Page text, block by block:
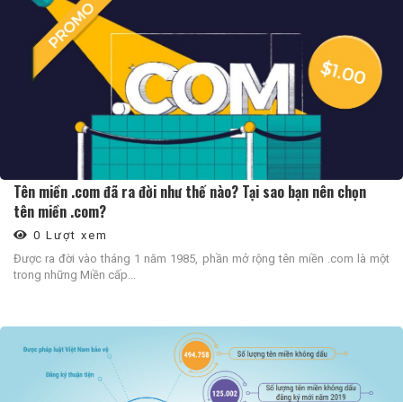
Tên miền .com đã ra đời như thế nào? Tại sao bạn nên chọn
tên miền .com?
0 Lượt xem
Được ra đời vào tháng 1 năm 1985, phần mở rộng tên miền .com là một
trong những Miền cấp...